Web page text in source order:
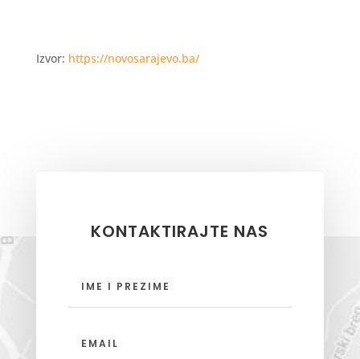
Izvor: https://novosarajevo.ba/
KONTAKTIRAJTE NAS